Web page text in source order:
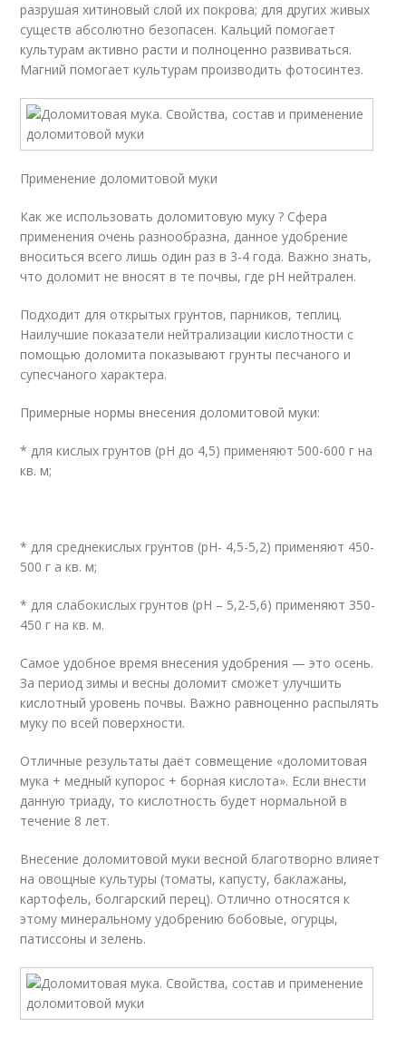
разрушая хитиновый слой их покрова; для других живых
существ абсолютно безопасен. Кальций помогает
культурам активно расти и полноценно развиваться.
Магний помогает культурам производить фотосинтез.
Применение доломитовой муки
Как же использовать доломитовую муку ? Сфера
применения очень разнообразна, данное удобрение
вноситься всего лишь один раз в 3-4 года. Важно знать,
что доломит не вносят в те почвы, где pH нейтрален.
Подходит для открытых грунтов, парников, теплиц.
Наилучшие показатели нейтрализации кислотности с
помощью доломита показывают грунты песчаного и
супесчаного характера.
Примерные нормы внесения доломитовой муки:
* для кислых грунтов (pH до 4,5) применяют 500-600 г на
кв. м;
* для среднекислых грунтов (pH- 4,5-5,2) применяют 450-
500 г а кв. м;
* для слабокислых грунтов (pH – 5,2-5,6) применяют 350-
450 г на кв. м.
Самое удобное время внесения удобрения — это осень.
За период зимы и весны доломит сможет улучшить
кислотный уровень почвы. Важно равноценно распылять
муку по всей поверхности.
Отличные результаты даёт совмещение «доломитовая
мука + медный купорос + борная кислота». Если внести
данную триаду, то кислотность будет нормальной в
течение 8 лет.
Внесение доломитовой муки весной благотворно влияет
на овощные культуры (томаты, капусту, баклажаны,
картофель, болгарский перец). Отлично относятся к
этому минеральному удобрению бобовые, огурцы,
патиссоны и зелень.